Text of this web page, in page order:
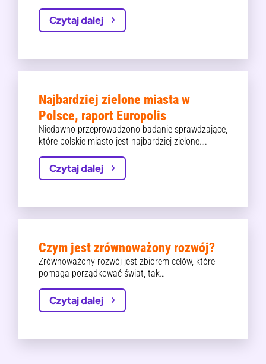
Czytaj dalej
Najbardziej zielone miasta w
Polsce, raport Europolis
Niedawno przeprowadzono badanie sprawdzające,
które polskie miasto jest najbardziej zielone….
Czytaj dalej
Czym jest zrównoważony rozwój?
Zrównoważony rozwój jest zbiorem celów, które
pomaga porządkować świat, tak…
Czytaj dalej